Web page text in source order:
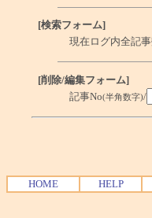
[検索フォーム]
現在ログ内全記
[削除/編集フォーム]
記事No(半角数字)/
HOME HELP